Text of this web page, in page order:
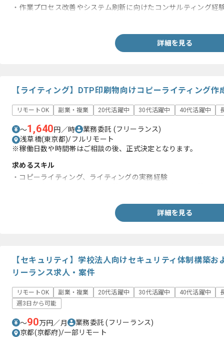
・作業プロセス改善やシステム刷新に向けたコンサルティング経
詳細を見る
【ライティング】DTP印刷物向けコピーライティング
リモートOK 副業・複業 20代活躍中 30代活躍中 40代活躍中
〜1,640円／時 業務委託 (フリーランス)
浅草橋(東京都)/フルリモート
※稼働日数や時間帯はご相談の後、正式決定となります。
求めるスキル
・コピーライティング、ライティングの実務経験
詳細を見る
【セキュリティ】学校法人向けセキュリティ体制構築
リーランス求人・案件
リモートOK 副業・複業 20代活躍中 30代活躍中 40代活躍中
週3日から可能
〜90万円／月 業務委託(フリーランス)
京都(京都府)/一部リモート